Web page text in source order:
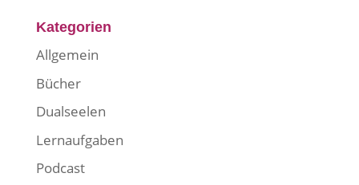
Kategorien
Allgemein
Bücher
Dualseelen
Lernaufgaben
Podcast